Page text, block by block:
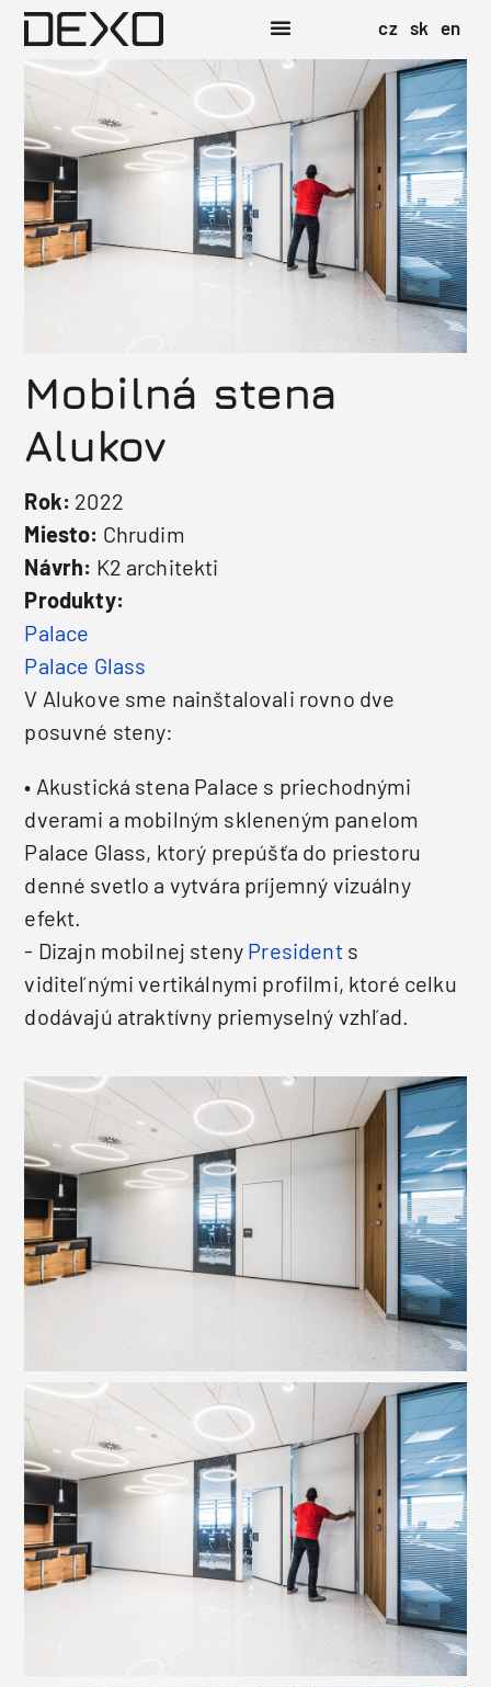
cz sk en
Mobilná stena
Alukov
Rok: 2022
Miesto: Chrudim
Návrh: K2 architekti
Produkty:
Palace
Palace Glass
V Alukove sme nainštalovali rovno dve
posuvné steny:
• Akustická stena Palace s priechodnými
dverami a mobilným skleneným panelom
Palace Glass, ktorý prepúšťa do priestoru
denné svetlo a vytvára príjemný vizuálny
efekt.
- Dizajn mobilnej steny Presidents
viditeľnými vertikálnymi profilmi, ktoré celku
dodávajú atraktívny priemyselný vzhľad.